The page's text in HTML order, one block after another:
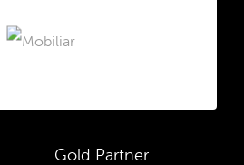
Gold Partner